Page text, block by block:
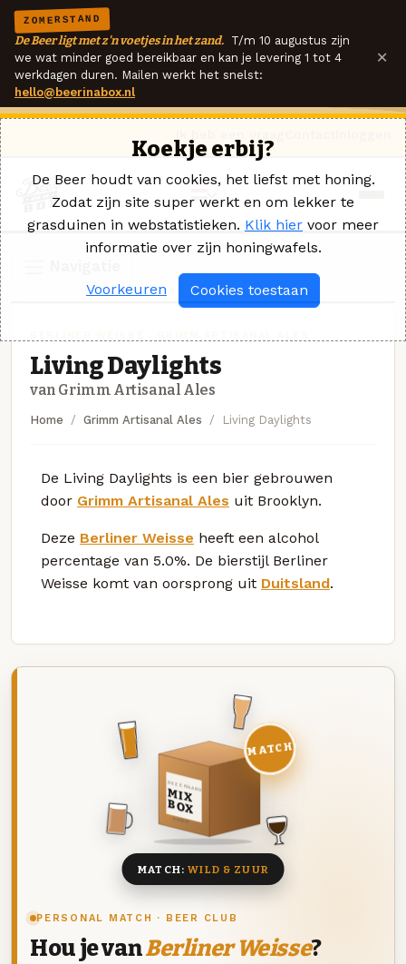
ZOMERSTAND
De Beer ligt met z'n voetjes in het zand. T/m 10 augustus zijn
we wat minder goed bereikbaar en kan je levering 1 tot 4
werkdagen duren. Mailen werkt het snelst:
hello@beerinabox.nl
×
Living Daylights
van Grimm Artisanal Ales
Home Grimm Artisanal Ales Living Daylights
De Living Daylights is een bier gebrouwen
door Grimm Artisanal Ales uit Brooklyn.
Deze Berliner Weisse heeft een alcohol
percentage van 5.0%. De bierstijl Berliner
Weisse komt van oorsprong uit Duitsland.
PERSONAL MATCH · BEER CLUB
Hou je vanBerliner Weisse?
DEZE MAAND
MIX
BOX
8 BIEREN
MATCH
MATCH:WILD & ZUUR
Koekje erbij?
De Beer houdt van cookies, het liefst met honing.
Zodat zijn site super werkt en om lekker te
grasduinen in webstatistieken. Klik hier voor meer
informatie over zijn honingwafels.
Voorkeuren Cookies toestaan